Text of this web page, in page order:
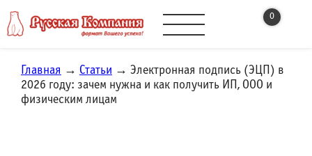
0
Главная → Статьи → Электронная подпись (ЭЦП) в
2026 году: зачем нужна и как получить ИП, ООО и
физическим лицам